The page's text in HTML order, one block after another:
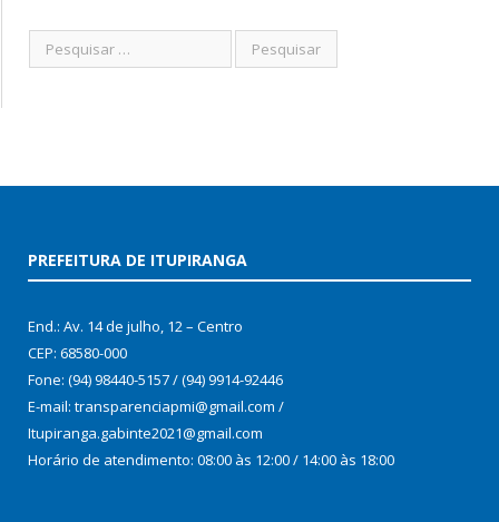
PREFEITURA DE ITUPIRANGA
End.: Av. 14 de julho, 12 – Centro
CEP: 68580-000
Fone: (94) 98440-5157 / (94) 9914-92446
E-mail: transparenciapmi@gmail.com /
Itupiranga.gabinte2021@gmail.com
Horário de atendimento: 08:00 às 12:00 / 14:00 às 18:00